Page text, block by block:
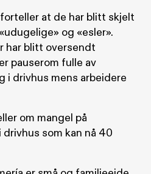
at de har blitt skjelt
og «esler».
har blitt oversendt
pauserom fulle av
i drivhus mens arbeidere
om mangel på
som kan nå 40